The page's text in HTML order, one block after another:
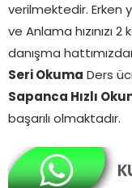
verilmektedir. Erken
ve Anlama hızınızı
danışma
Seri Okuma Ders
Sapanca Hızlı
başarılı olmaktadır.